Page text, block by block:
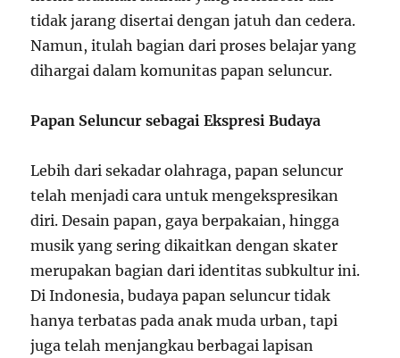
tidak jarang disertai dengan jatuh dan cedera.
Namun, itulah bagian dari proses belajar yang
dihargai dalam komunitas papan seluncur.
Papan Seluncur sebagai Ekspresi Budaya
Lebih dari sekadar olahraga, papan seluncur
telah menjadi cara untuk mengekspresikan
diri. Desain papan, gaya berpakaian, hingga
musik yang sering dikaitkan dengan skater
merupakan bagian dari identitas subkultur ini.
Di Indonesia, budaya papan seluncur tidak
hanya terbatas pada anak muda urban, tapi
juga telah menjangkau berbagai lapisan